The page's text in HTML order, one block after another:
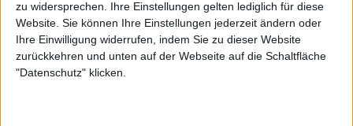
zu widersprechen. Ihre Einstellungen gelten lediglich für diese
Website. Sie können Ihre Einstellungen jederzeit ändern oder
Ihre Einwilligung widerrufen, indem Sie zu dieser Website
zurückkehren und unten auf der Webseite auf die Schaltfläche
"Datenschutz" klicken.
Masken gehören zu den großen Bildern im Werk von ASP.
Im Gespräch begegnet er der Frage zunächst mit
trockenem Humor, dann wird es ernst: Masken seien
deshalb so ergiebig, weil Menschen aus einem Kern und